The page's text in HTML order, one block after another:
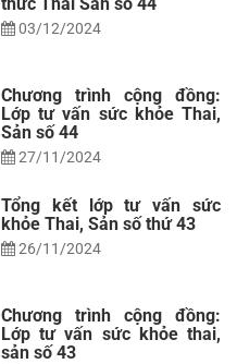
03/12/2024
Chương trình cộng đồng:
Lớp tư vấn sức khỏe Thai,
Sản số 44
27/11/2024
Tổng kết lớp tư vấn sức
khỏe Thai, Sản số thứ 43
26/11/2024
Chương trình cộng đồng:
Lớp tư vấn sức khỏe thai,
sản số 43